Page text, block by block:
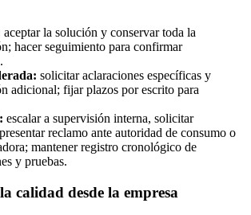
aceptar la solución y conservar toda la
hacer seguimiento para confirmar
solicitar aclaraciones específicas y
adicional; fijar plazos por escrito para
escalar a supervisión interna, solicitar
reclamo ante autoridad de consumo o
mantener registro cronológico de
y pruebas.
calidad desde la empresa